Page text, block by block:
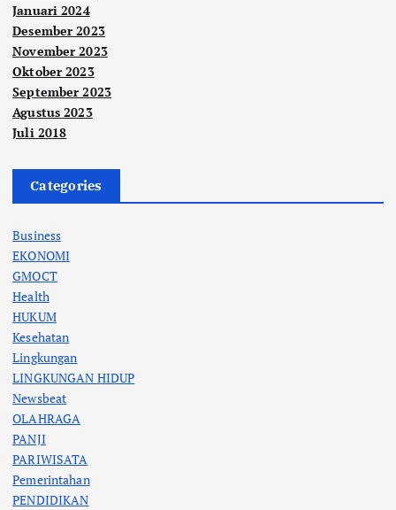
Januari 2024
Desember 2023
November 2023
Oktober 2023
September 2023
Agustus 2023
Juli 2018
Categories
Business
EKONOMI
GMOCT
Health
HUKUM
Kesehatan
Lingkungan
LINGKUNGAN HIDUP
Newsbeat
OLAHRAGA
PANJI
PARIWISATA
Pemerintahan
PENDIDIKAN